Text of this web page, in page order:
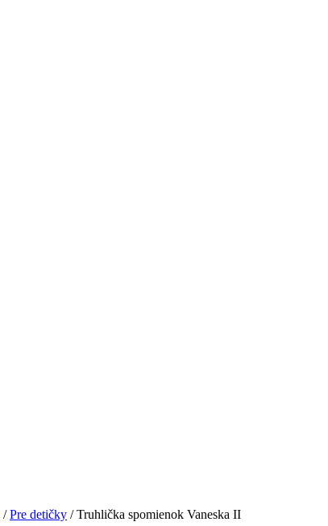
/Pre detičky / Truhlička spomienok Vaneska II